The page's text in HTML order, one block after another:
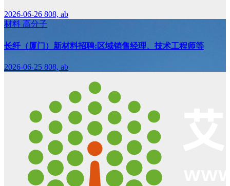
2026-06-26 808, ab
材料 高分子
长纤（厦门）新材料招聘:区域销售经理、技术工程师等
2026-06-25 808, ab